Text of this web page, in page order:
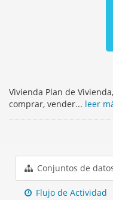
Vivienda Plan de
comprar, vender... leer
Conjuntos de
Flujo de Actividad